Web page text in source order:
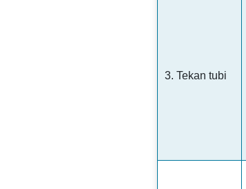
3. Tekan tubi